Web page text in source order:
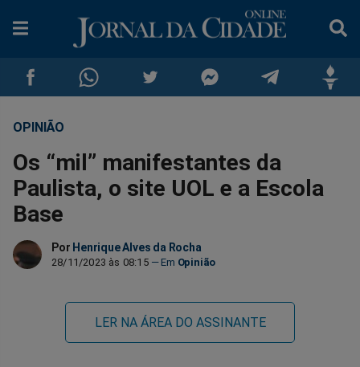
Compartilhar
no
Facebook
Compartilhar
no
Whatsapp
no
no
no
OPINIÃO
Os “mil” manifestantes da
Paulista, o site UOL e a Escola
Base
Por Henrique Alves da Rocha
28/11/2023 às 08:15 Opinião
LER NA ÁREA DO ASSINANTE